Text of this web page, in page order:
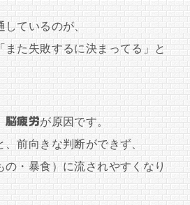
ているのが、
また失敗するに決まってる」と
脳疲労が原因です。
前向きな判断ができず、
・暴食）に流されやすくなり